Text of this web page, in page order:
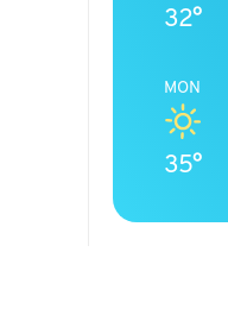
32°
MON
35°